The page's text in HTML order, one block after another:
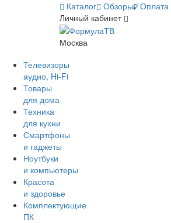
Каталог Обзоры Оплата
Личный кабинет
Москва
Телевизоры
аудио, Hi-Fi
Товары
для дома
Техника
для кухни
Смартфоны
и гаджеты
Ноутбуки
и компьютеры
Красота
и здоровье
Комплектующие
ПК